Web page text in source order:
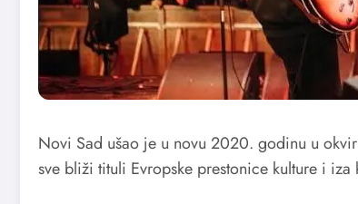
Novi Sad ušao je u novu 2020. godinu u
sve bliži tituli Evropske prestonice kulture i